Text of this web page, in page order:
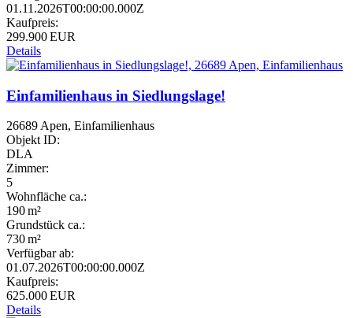
01.11.2026T00:00:00.000Z
Kaufpreis:
299.900 EUR
Details
Einfamilienhaus in Siedlungslage!
26689 Apen, Einfamilienhaus
Objekt ID:
DLA
Zimmer:
5
Wohnfläche ca.:
190 m²
Grund­stück ca.:
730 m²
Verfügbar ab:
01.07.2026T00:00:00.000Z
Kaufpreis:
625.000 EUR
Details